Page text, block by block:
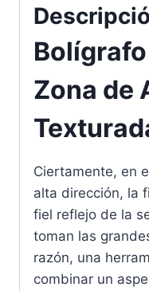
Zona de
Ciertamente, en
alta dirección, la
fiel reflejo de la
toman las
razón, una
combinar un